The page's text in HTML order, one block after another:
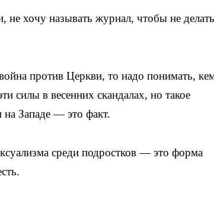
не хочу называть журнал, чтобы не
против Церкви, то надо понимать,
силы в весенних скандалах, но такое
на Западе — это факт.
среди подростков — это форма